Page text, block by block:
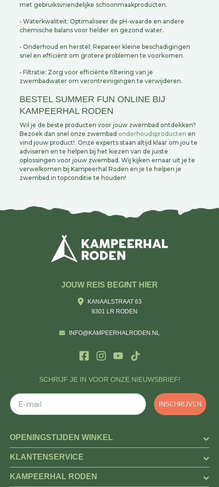
met gebruiksvriendelijke schoonmaakproducten.
• Waterkwaliteit: Optimaliseer de pH-waarde en andere
chemische balans voor helder en gezond water.
• Onderhoud en herstel: Repareer kleine beschadigingen
snel en efficiënt om grotere problemen te voorkomen.
• Filtratie: Zorg voor efficiënte filtering van je
zwembadwater om verontreinigingen te verwijderen.
BESTEL SUMMER FUN ONLINE BIJ
KAMPEERHAL RODEN
Wil je de beste producten voor jouw zwembad ontdekken?
Bezoek dan snel onze zwembad onderhoudsproducten en
vind jouw product!. Onze experts staan altijd klaar om jou te
adviseren en te helpen bij het kiezen van de juiste
oplossingen voor jouw zwembad. Wij kijken ernaar uit je te
verwelkomen bij Kampeerhal Roden en je te helpen je
zwembad in topconditie te houden!
SCHRIJF JE IN VOOR ONZE NIEUWSBRIEF!
E-mail
INSCHRIJVEN
JOUW REIS BEGINT HIER
KANAALSTRAAT 63
9301 LR RODEN
INFO@KAMPEERHALRODEN.NL
OPENINGSTIJDEN WINKEL
KLANTENSERVICE
KAMPEERHAL RODEN